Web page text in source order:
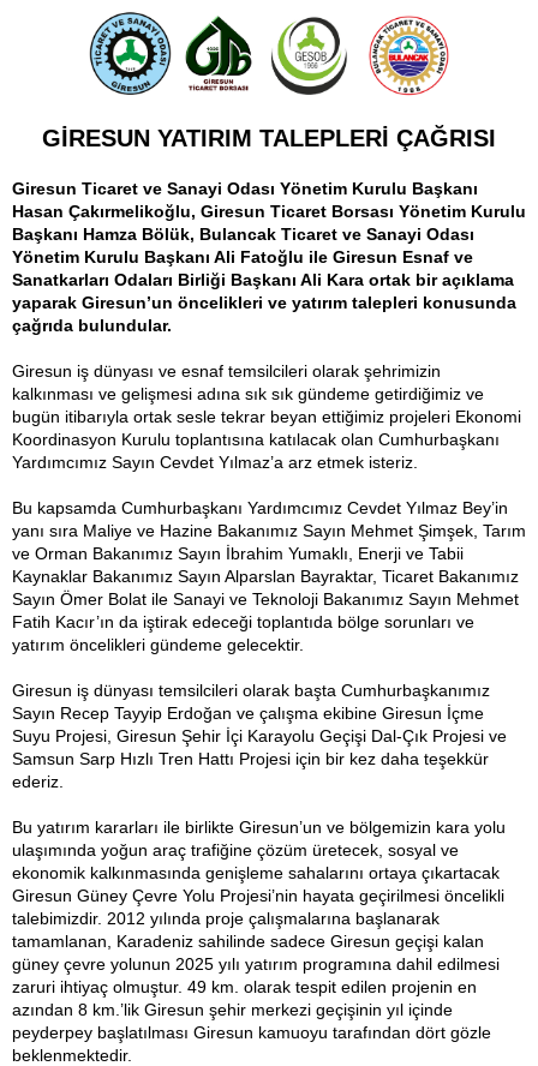
GİRESUN YATIRIM TALEPLERİ ÇAĞRISI
Giresun Ticaret ve Sanayi Odası Yönetim Kurulu Başkanı
Hasan Çakırmelikoğlu, Giresun Ticaret Borsası Yönetim Kurulu
Başkanı Hamza Bölük, Bulancak Ticaret ve Sanayi Odası
Yönetim Kurulu Başkanı Ali Fatoğlu ile Giresun Esnaf ve
Sanatkarları Odaları Birliği Başkanı Ali Kara ortak bir açıklama
yaparak Giresun’un öncelikleri ve yatırım talepleri konusunda
çağrıda bulundular.
Giresun iş dünyası ve esnaf temsilcileri olarak şehrimizin
kalkınması ve gelişmesi adına sık sık gündeme getirdiğimiz ve
bugün itibarıyla ortak sesle tekrar beyan ettiğimiz projeleri Ekonomi
Koordinasyon Kurulu toplantısına katılacak olan Cumhurbaşkanı
Yardımcımız Sayın Cevdet Yılmaz’a arz etmek isteriz.
Bu kapsamda Cumhurbaşkanı Yardımcımız Cevdet Yılmaz Bey’in
yanı sıra Maliye ve Hazine Bakanımız Sayın Mehmet Şimşek, Tarım
ve Orman Bakanımız Sayın İbrahim Yumaklı, Enerji ve Tabii
Kaynaklar Bakanımız Sayın Alparslan Bayraktar, Ticaret Bakanımız
Sayın Ömer Bolat ile Sanayi ve Teknoloji Bakanımız Sayın Mehmet
Fatih Kacır’ın da iştirak edeceği toplantıda bölge sorunları ve
yatırım öncelikleri gündeme gelecektir.
Giresun iş dünyası temsilcileri olarak başta Cumhurbaşkanımız
Sayın Recep Tayyip Erdoğan ve çalışma ekibine Giresun İçme
Suyu Projesi, Giresun Şehir İçi Karayolu Geçişi Dal-Çık Projesi ve
Samsun Sarp Hızlı Tren Hattı Projesi için bir kez daha teşekkür
ederiz.
Bu yatırım kararları ile birlikte Giresun’un ve bölgemizin kara yolu
ulaşımında yoğun araç trafiğine çözüm üretecek, sosyal ve
ekonomik kalkınmasında genişleme sahalarını ortaya çıkartacak
Giresun Güney Çevre Yolu Projesi’nin hayata geçirilmesi öncelikli
talebimizdir. 2012 yılında proje çalışmalarına başlanarak
tamamlanan, Karadeniz sahilinde sadece Giresun geçişi kalan
güney çevre yolunun 2025 yılı yatırım programına dahil edilmesi
zaruri ihtiyaç olmuştur. 49 km. olarak tespit edilen projenin en
azından 8 km.’lik Giresun şehir merkezi geçişinin yıl içinde
peyderpey başlatılması Giresun kamuoyu tarafından dört gözle
beklenmektedir.